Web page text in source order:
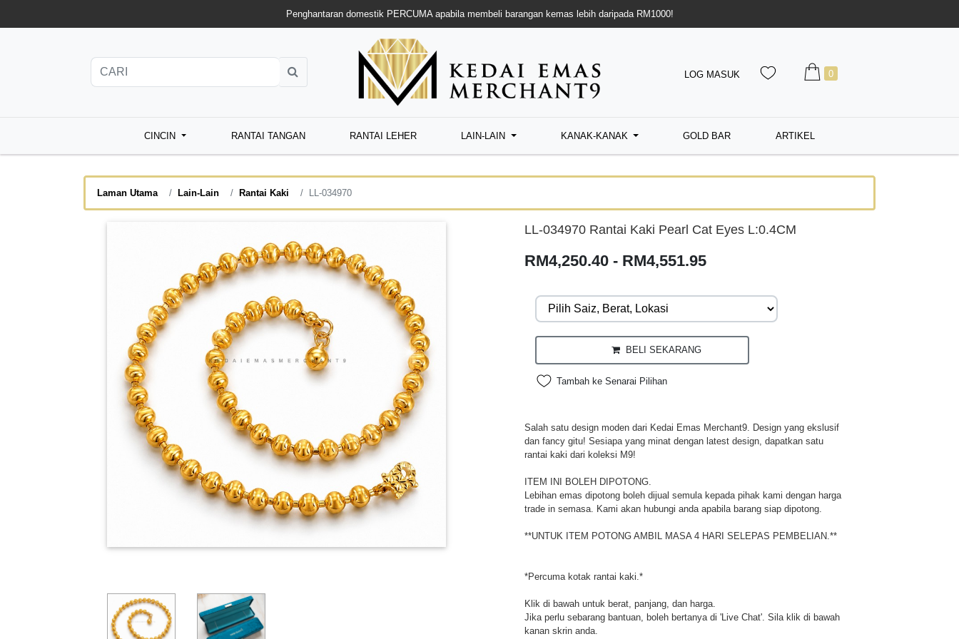
Penghantaran domestik PERCUMA apabila membeli barangan kemas lebih daripada RM1000!
LOG MASUK 0
CINCIN RANTAI TANGAN RANTAI LEHER LAIN-LAIN KANAK-KANAK GOLD BAR ARTIKEL
Laman Utama Lain-Lain Rantai Kaki LL-034970
LL-034970 Rantai Kaki Pearl Cat Eyes L:0.4CM
RM4,250.40 - RM4,551.95
BELI SEKARANG
Tambah ke Senarai Pilihan
Salah satu design moden dari Kedai Emas Merchant9. Design yang ekslusif
dan fancy gitu! Sesiapa yang minat dengan latest design, dapatkan satu
rantai kaki dari koleksi M9!
ITEM INI BOLEH DIPOTONG.
Lebihan emas dipotong boleh dijual semula kepada pihak kami dengan harga
trade in semasa. Kami akan hubungi anda apabila barang siap dipotong.
**UNTUK ITEM POTONG AMBIL MASA 4 HARI SELEPAS PEMBELIAN.**
*Percuma kotak rantai kaki.*
Klik di bawah untuk berat, panjang, dan harga.
Jika perlu sebarang bantuan, boleh bertanya di 'Live Chat'. Sila klik di bawah
kanan skrin anda.